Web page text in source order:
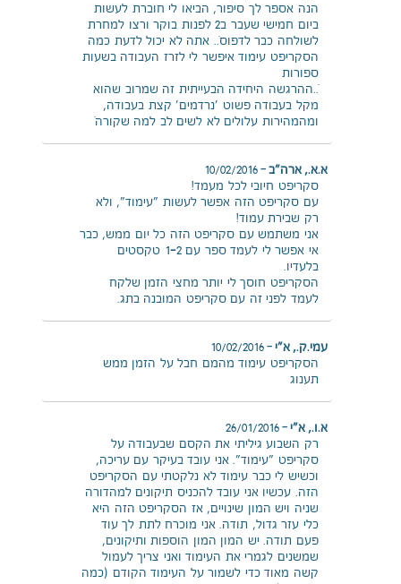
הנה אספר לך סיפור, הביאו לי חוברת לעשות
ביום חמישי שעבר ב2 לפנות בוקר ורצו למחרת
לשולחה כבר לדפוס….. אתה לא יכול לדעת כמה
הסקריפט עימוד איפשר לי לזרז העבודה בשעות
ספורות
…..ההרגשה היחידה הבעייתית זה שמרוב שהוא
מקל בעבודה פשוט 'נרדמים' קצת בעבודה,
ומהמהירות עלולים לא לשים לב למה שקורה…
א.א., ארה"ב–
10/02/2016
סקריפט חיובי לכל מעמד!
עם סקריפט הזה אפשר לעשות "עימוד", ולא
רק שבירת עמוד!
אני משתמש עם סקריפט הזה כל יום ממש, כבר
אי אפשר לי לעמד ספר עם 1-2 טקסטים
בלעדיו.
הסקריפט חוסך לי יותר מחצי הזמן שלקח
לעמד לפני זה עם סקריפט המובנה בתג.
עמי.ק., א"י–
10/02/2016
הסקריפט עימוד מהמם חבל על הזמן ממש
תענוג
א.ו., א"י–
26/01/2016
רק השבוע גיליתי את הקסם שבעבודה על
סקריפט "עימוד". אני עובד בעיקר עם עריכה,
וכשיש לי כבר עימוד לא נלקטתי עם הסקריפט
הזה. עכשיו אני עובד להכניס תיקונים למהדורה
שניה ויש המון שינויים, אז הסקריפט הזה היא
כלי עזר גדול, תודה. אני מוכרח לתת לך עוד
פעם תודה. יש המון המון הוספות ותיקונים,
שמשנים לגמרי את העימוד ואני צריך לעמול
קשה מאוד כדי לשמור על העימוד הקודם (כמה